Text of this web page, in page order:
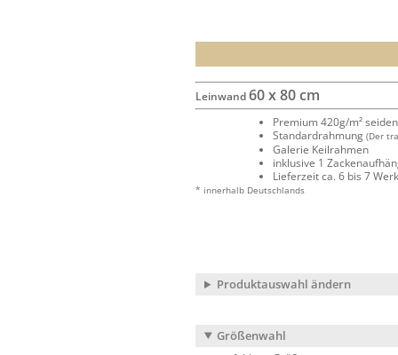
Leinwand60 x 80 cm
Premium 420g/m²
Standardrahmung (Der
Galerie Keilrahmen
inklusive 1
Lieferzeit ca. 6 bis 7
* innerhalb Deutschlands
Produktauswahl ändern
Größenwahl